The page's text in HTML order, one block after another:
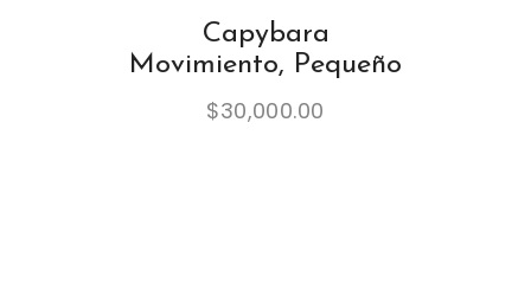
Capybara
Movimiento, Pequeño
$30,000.00